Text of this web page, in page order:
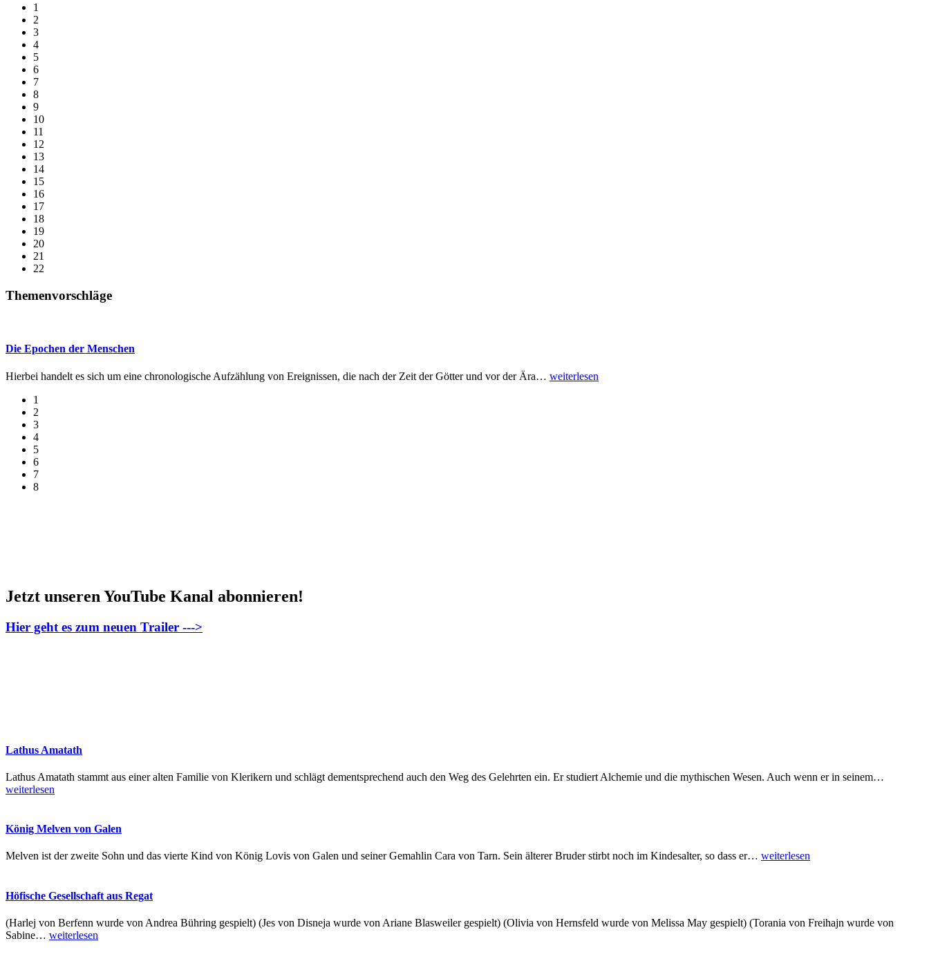
1
2
3
4
5
6
7
8
9
10
11
12
13
14
15
16
17
18
19
20
21
22
Themenvorschläge
Die Epochen der Menschen
Hierbei handelt es sich um eine chronologische Aufzählung von Ereignissen, die nach der Zeit der Götter und vor der Ära… weiterlesen
1
2
3
4
5
6
7
8
Jetzt unseren YouTube Kanal abonnieren!
Hier geht es zum neuen Trailer --->
Lathus Amatath
Lathus Amatath stammt aus einer alten Familie von Klerikern und schlägt dementsprechend auch den Weg des Gelehrten ein. Er studiert Alchemie und die mythischen Wesen. Auch wenn er in seinem…
weiterlesen
König Melven von Galen
Melven ist der zweite Sohn und das vierte Kind von König Lovis von Galen und seiner Gemahlin Cara von Tarn. Sein älterer Bruder stirbt noch im Kindesalter, so dass er… weiterlesen
Höfische Gesellschaft aus Regat
(Harlej von Berfenn wurde von Andrea Bühring gespielt) (Jes von Disneja wurde von Ariane Blasweiler gespielt) (Olivia von Hernsfeld wurde von Melissa May gespielt) (Torania von Freihajn wurde von
Sabine… weiterlesen